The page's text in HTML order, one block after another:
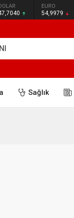
EURO
54,9979
Sağlık